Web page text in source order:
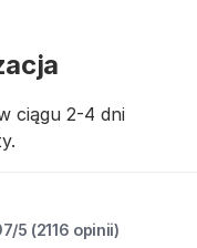
ciągu 2-4 dni
5 (2116 opinii)